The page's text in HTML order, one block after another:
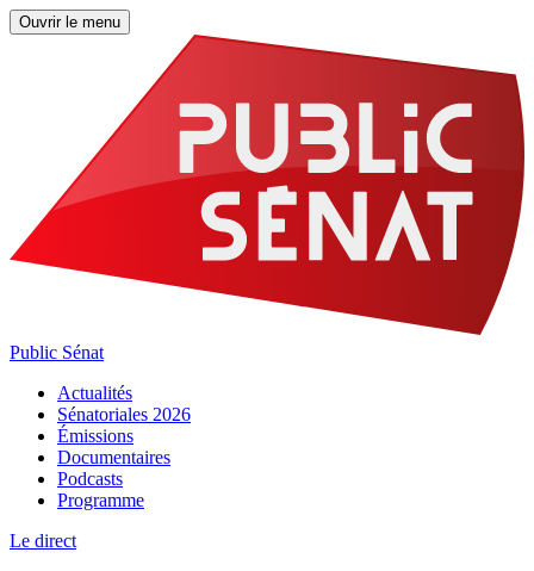
Ouvrir le menu
Public Sénat
Actualités
Sénatoriales 2026
Émissions
Documentaires
Podcasts
Programme
Le direct